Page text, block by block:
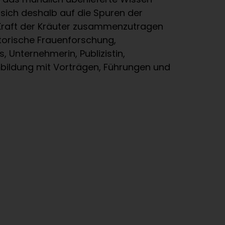
deshalb auf die Spuren der
der Kräuter zusammen­zutragen
Frauenforschung,
Unternehmerin, Publizistin,
mit Vorträgen, Führungen und